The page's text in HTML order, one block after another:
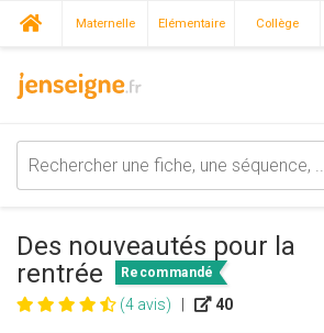
Maternelle Elémentaire Collège
Des nouveautés pour la
rentrée
Recommandé
(4 avis) 40